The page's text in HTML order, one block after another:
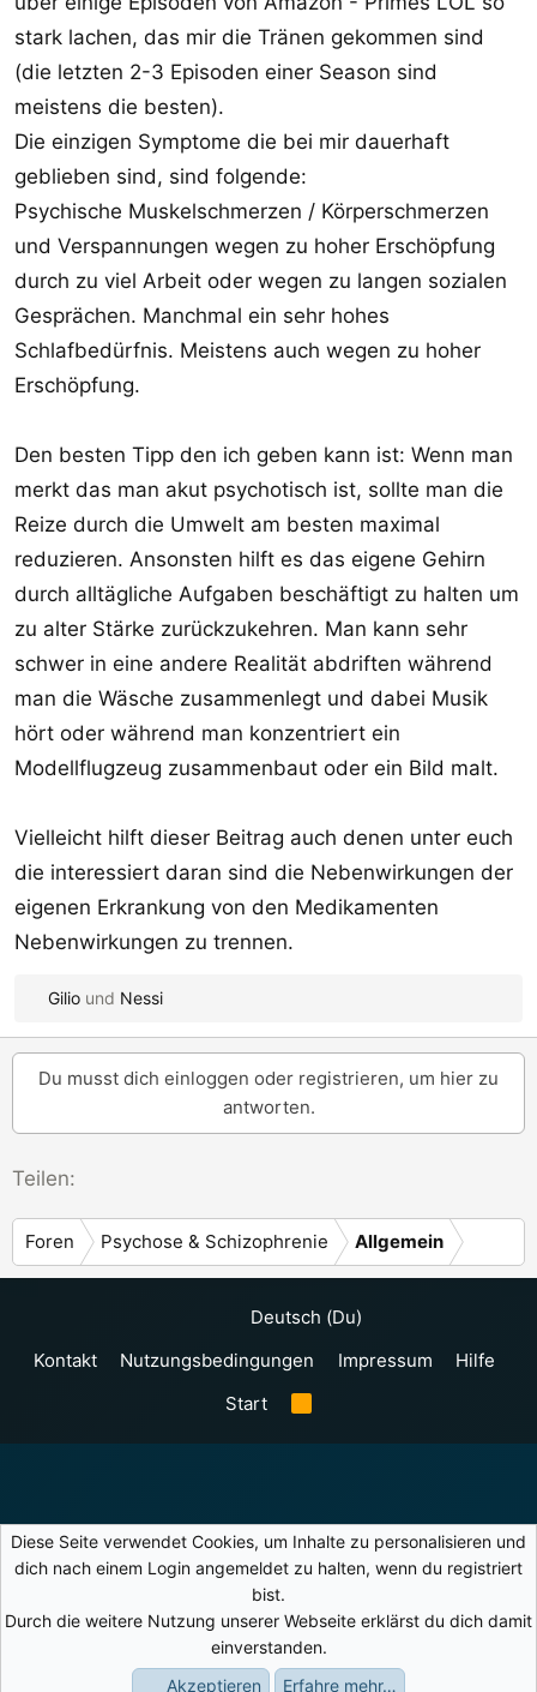
stark lachen, das mir die Tränen gekommen sind
(die letzten 2-3 Episoden einer Season sind
meistens die besten).
Die einzigen Symptome die bei mir dauerhaft
geblieben sind, sind folgende:
Psychische Muskelschmerzen / Körperschmerzen
und Verspannungen wegen zu hoher Erschöpfung
durch zu viel Arbeit oder wegen zu langen sozialen
Gesprächen. Manchmal ein sehr hohes
Schlafbedürfnis. Meistens auch wegen zu hoher
Erschöpfung.
Den besten Tipp den ich geben kann ist: Wenn man
merkt das man akut psychotisch ist, sollte man die
Reize durch die Umwelt am besten maximal
reduzieren. Ansonsten hilft es das eigene Gehirn
durch alltägliche Aufgaben beschäftigt zu halten um
zu alter Stärke zurückzukehren. Man kann sehr
schwer in eine andere Realität abdriften während
man die Wäsche zusammenlegt und dabei Musik
hört oder während man konzentriert ein
Modellflugzeug zusammenbaut oder ein Bild malt.
Vielleicht hilft dieser Beitrag auch denen unter euch
die interessiert daran sind die Nebenwirkungen der
eigenen Erkrankung von den Medikamenten
Nebenwirkungen zu trennen.
e
e
n
:
Gilio und Nessi
Du musst dich einloggen oder registrieren, um hier zu
antworten.
Teilen:
Foren Psychose & Schizophrenie Allgemein
Deutsch (Du)
Kontakt
Nutzungsbedingungen Impressum
Hilfe
Start
S
Diese Seite verwendet Cookies, um Inhalte zu personalisieren und
dich nach einem Login angemeldet zu halten, wenn du registriert
bist.
Durch die weitere Nutzung unserer Webseite erklärst du dich damit
einverstanden.
Akzeptieren
Erfahre mehr…